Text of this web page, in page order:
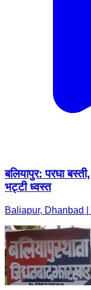
बलियापुर: परघा
भट्टी ध्वस्त
Baliapur, Dhanbad